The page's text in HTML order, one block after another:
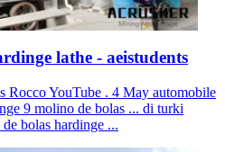
lathe - aeistudents
Rocco YouTube . 4 May automobile
9 molino de bolas ... di turki
bolas hardinge ...